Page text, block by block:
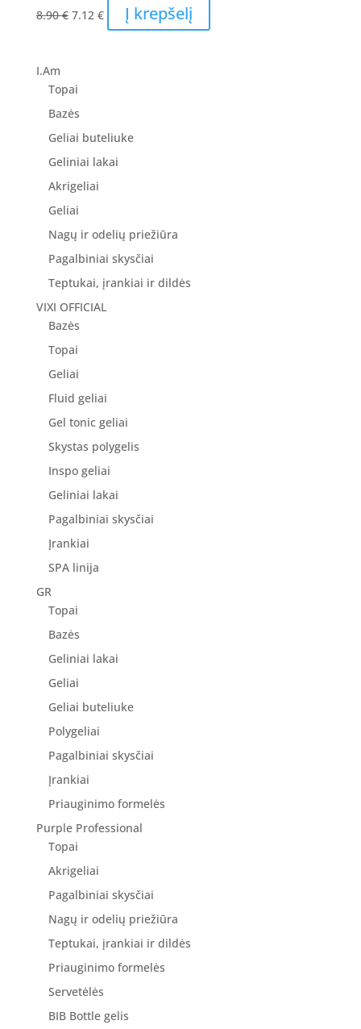
8.90€ Original
7.12 €Current
price
Į krepšelį
I.Am
Topai
Bazės
Geliai buteliuke
Geliniai lakai
Akrigeliai
Geliai
Nagų ir odelių priežiūra
Pagalbiniai skysčiai
Teptukai, įrankiai ir dildės
VIXI OFFICIAL
Bazės
Topai
Geliai
Fluid geliai
Gel tonic geliai
Skystas polygelis
Inspo geliai
Geliniai lakai
Pagalbiniai skysčiai
Įrankiai
SPA linija
GR
Topai
Bazės
Geliniai lakai
Geliai
Geliai buteliuke
Polygeliai
Pagalbiniai skysčiai
Įrankiai
Priauginimo formelės
Purple Professional
Topai
Akrigeliai
Pagalbiniai skysčiai
Nagų ir odelių priežiūra
Teptukai, įrankiai ir dildės
Priauginimo formelės
Servetėlės
BIB Bottle gelis